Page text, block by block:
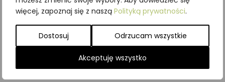
więcej, zapoznaj się z naszą Polityką prywatności.
Dostosuj Odrzucam wszystkie
Akceptuję wszystko
79,95zł z VAT
Dodaj do koszyka
12,30zł z VAT
Dodaj do koszyka